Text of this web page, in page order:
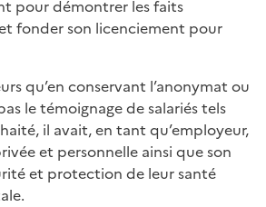
pour démontrer les faits
fonder son licenciement pour
qu’en conservant l’anonymat ou
le témoignage de salariés tels
il avait, en tant qu’employeur,
et personnelle ainsi que son
et protection de leur santé